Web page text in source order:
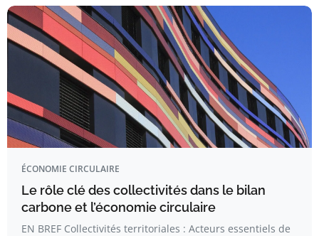
ÉCONOMIE CIRCULAIRE
Le rôle clé des collectivités dans le bilan
carbone et l’économie circulaire
EN BREF Collectivités territoriales : Acteurs essentiels de